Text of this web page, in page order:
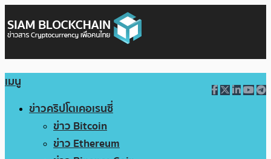
เมนู
ข่าวคริปโตเคอเรนซี่
ข่าว Bitcoin
ข่าว Ethereum